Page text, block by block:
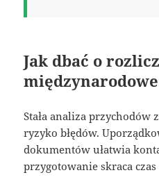
Jak dbać o
Stała analiza przychodów
ryzyko błędów.
dokumentów ułatwia
przygotowanie skraca